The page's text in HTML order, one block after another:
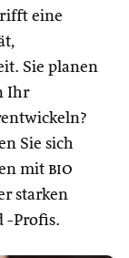
eine
Sie planen
Ihr
Sie sich
mit bio
starken
-Profis.